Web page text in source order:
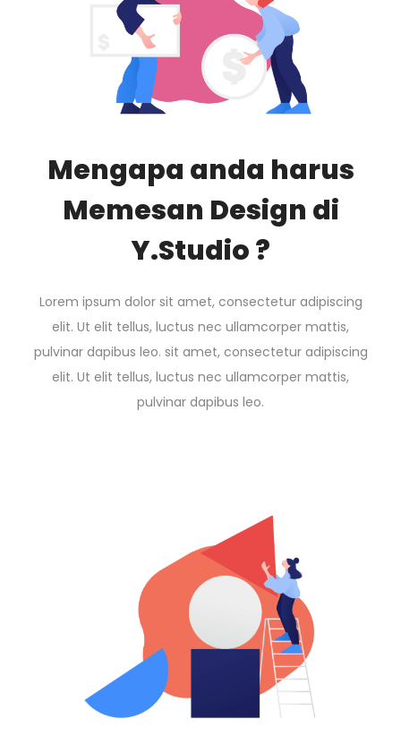
Mengapa anda harus
Memesan Design di
Y.Studio ?
Lorem ipsum dolor sit amet, consectetur adipiscing
elit. Ut elit tellus, luctus nec ullamcorper mattis,
pulvinar dapibus leo. sit amet, consectetur adipiscing
elit. Ut elit tellus, luctus nec ullamcorper mattis,
pulvinar dapibus leo.